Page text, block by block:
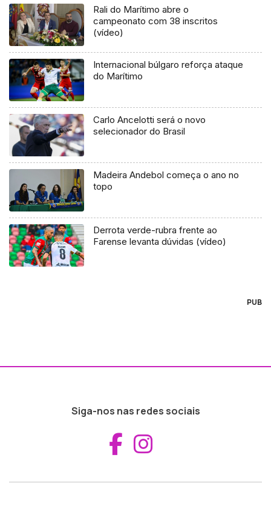
Rali do Marítimo abre o
campeonato com 38 inscritos
(vídeo)
Internacional búlgaro reforça ataque
do Marítimo
Carlo Ancelotti será o novo
selecionador do Brasil
Madeira Andebol começa o ano no
topo
Derrota verde-rubra frente ao
Farense levanta dúvidas (vídeo)
PUB
Siga-nos nas redes sociais
Aceder ao